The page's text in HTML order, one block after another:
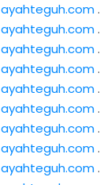
ayahteguh.com.
ayahteguh.com.
ayahteguh.com.
ayahteguh.com.
ayahteguh.com.
ayahteguh.com.
ayahteguh.com.
ayahteguh.com.
ayahteguh.com.